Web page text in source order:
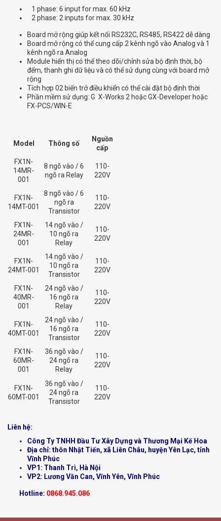
1 phase: 6 input for max. 60 kHz
2 phase: 2 inputs for max. 30 kHz
Board mở rộng giúp kết nối RS232C, RS485, RS422 dễ dàng
Board mở rộng có thể cung cấp 2 kênh ngõ vào Analog và 1
kênh ngõ ra Analog
Module hiển thị có thể theo dõi/chỉnh sửa bộ định thời, bộ
đếm, thanh ghi dữ liệu và có thể sử dụng cùng với board mở
rộng
Tích hợp 02 biến trở điều khiển có thể cài đặt bộ định thời
Phần mềm sử dụng: G X-Works 2 hoặc GX-Developer hoặc
FX-PCS/WIN-E
Model Thông số
Nguồn
cấp
FX1N-
14MR-
001
8 ngõ vào / 6
ngõ ra Relay
110-
220V
FX1N-
14MT-001
8 ngõ vào / 6
ngõ ra
Transistor
110-
220V
FX1N-
24MR-
001
14 ngõ vào /
10 ngõ ra
Relay
110-
220V
FX1N-
24MT-001
14 ngõ vào /
10 ngõ ra
Transistor
110-
220V
FX1N-
40MR-
001
24 ngõ vào /
16 ngõ ra
Relay
110-
220V
FX1N-
40MT-001
24 ngõ vào /
16 ngõ ra
Transistor
110-
220V
FX1N-
60MR-
001
36 ngõ vào /
24 ngõ ra
Relay
110-
220V
FX1N-
60MT-001
36 ngõ vào /
24 ngõ ra
Transistor
110-
220V
Liên hệ:
Công Ty TNHH Đầu Tư Xây Dựng và Thương Mại Kế Hoa
Địa chỉ: thôn Nhật Tiến, xã Liên Châu, huyện Yên Lạc, tỉnh
Vĩnh Phúc
VP1: Thanh Trì, Hà Nội
VP2: Lương Văn Can, Vĩnh Yên, Vĩnh Phúc
Hotline: 0868.945.086